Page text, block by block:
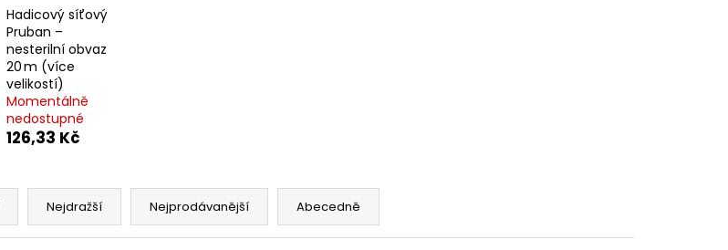
Hadicový síťový
Pruban –
nesterilní obvaz
20 m (více
velikostí)
Momentálně
nedostupné
126,33 Kč
Nejdražší Nejprodávanější Abecedně